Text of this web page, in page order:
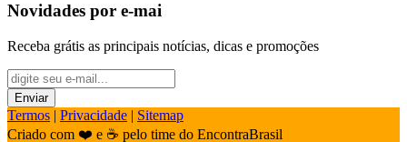
Novidades por e-mai
Receba grátis as principais notícias, dicas e promoções
Termos | Privacidade | Sitemap
Criado com ❤️ e ☕ pelo time do EncontraBrasil